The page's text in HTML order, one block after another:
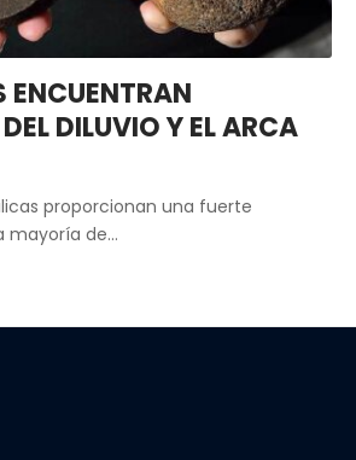
ENCUENTRAN
DILUVIO Y EL ARCA
proporcionan una fuerte
mayoría de…